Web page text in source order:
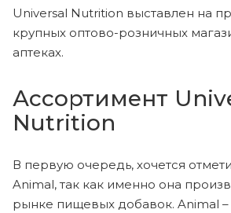
Universal Nutrition выставлен на
крупных оптово-розничных
аптеках.
Ассортимент
Nutrition
В первую очередь, хочется
Animal, так как именно она
рынке пищевых добавок. Animal –